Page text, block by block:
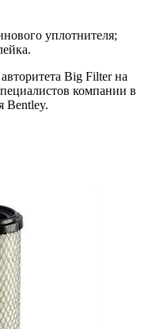
уплотнителя;
Big Filter на
компании в
Bentley.